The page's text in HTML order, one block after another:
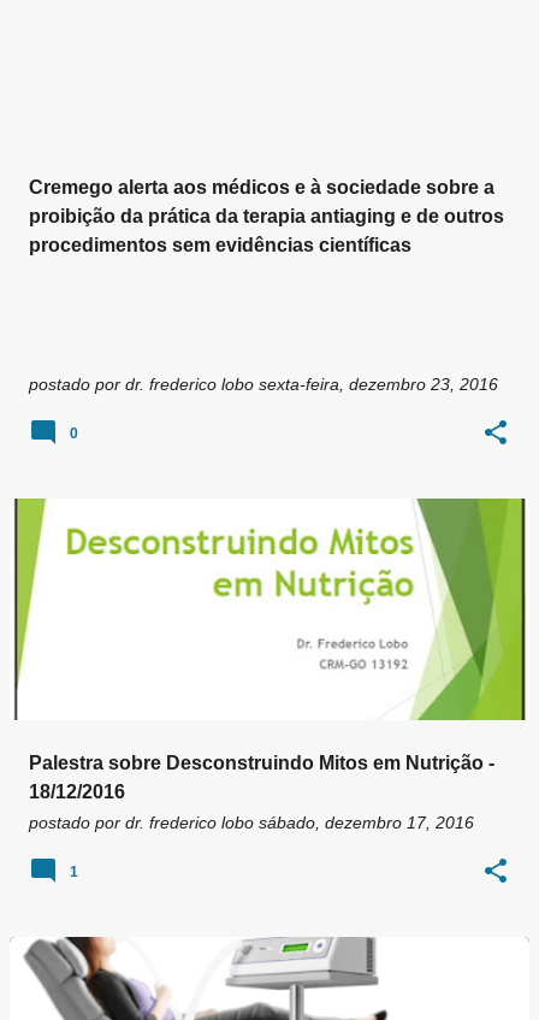
Cremego alerta aos médicos e à sociedade sobre a
proibição da prática da terapia antiaging e de outros
procedimentos sem evidências científicas
postado por dr. frederico lobo sexta-feira, dezembro 23, 2016
0
Palestra sobre Desconstruindo Mitos em Nutrição -
18/12/2016
postado por dr. frederico lobo sábado, dezembro 17, 2016
1